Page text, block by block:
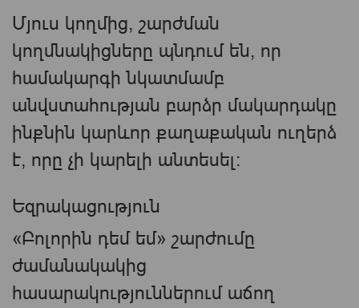
Մյուս կողմից, շարժման
կողմնակիցները պնդում են, որ
համակարգի նկատմամբ
անվստահության բարձր մակարդակը
ինքնին կարևոր քաղաքական ուղերձ
է, որը չի կարելի անտեսել։
Եզրակացություն
«Բոլորին դեմ եմ» շարժումը
ժամանակակից
հասարակություններում աճող